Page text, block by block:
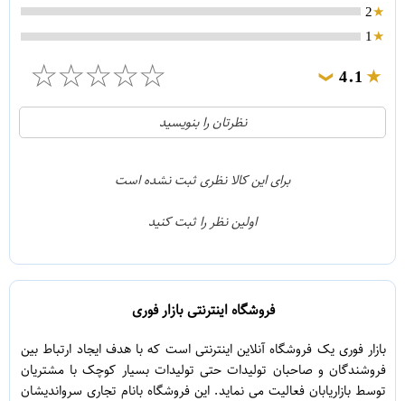
2
1
4.1
❯
☆
☆
☆
☆
☆
21
1
نظرتان را بنویسید
برای این کالا نظری ثبت نشده است
اولین نظر را ثبت کنید
فروشگاه اینترنتی بازار فوری
بازار فوری یک فروشگاه آنلاین اینترنتی است که با هدف ایجاد ارتباط بین
فروشندگان و صاحبان تولیدات حتی تولیدات بسیار کوچک با مشتریان
توسط بازاریابان فعالیت می نماید. این فروشگاه بانام تجاری سرواندیشان